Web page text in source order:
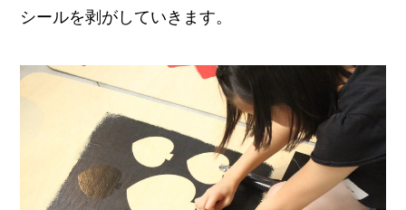
シールを剥がしていきます。